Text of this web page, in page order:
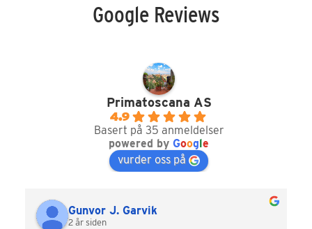
Google Reviews
Primatoscana AS
4.9
Basert på 35 anmeldelser
powered by Google
vurder oss på
Gunvor J. Garvik
2 år siden